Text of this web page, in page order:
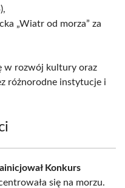
„Wiatr od morza” za
w rozwój kultury oraz
różnorodne instytucje i
Konkurs
się na morzu.